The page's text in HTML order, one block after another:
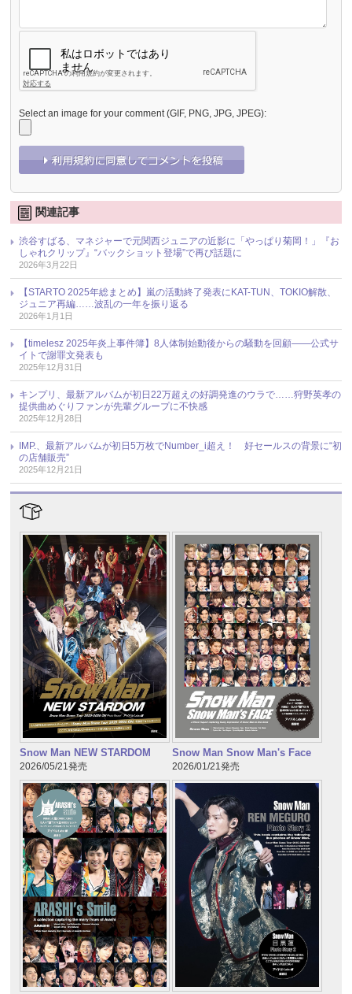
Select an image for your comment (GIF, PNG, JPG, JPEG):
関連記事
渋谷すばる、マネジャーで元関西ジュニアの近影に「やっぱり菊岡！」『お
しゃれクリップ』“バックショット登場”で再び話題に
2026年3月22日
【STARTO 2025年総まとめ】嵐の活動終了発表にKAT-TUN、TOKIO解散、
ジュニア再編……波乱の一年を振り返る
2026年1月1日
【timelesz 2025年炎上事件簿】8人体制始動後からの騒動を回顧――公式サ
イトで謝罪文発表も
2025年12月31日
キンプリ、最新アルバムが初日22万超えの好調発進のウラで……狩野英孝の
提供曲めぐりファンが先輩グループに不快感
2025年12月28日
IMP.、最新アルバムが初日5万枚でNumber_i超え！ 好セールスの背景に“初
の店舗販売”
2025年12月21日
Snow Man NEW STARDOM
2026/05/21発売
Snow Man Snow Man's Face
2026/01/21発売